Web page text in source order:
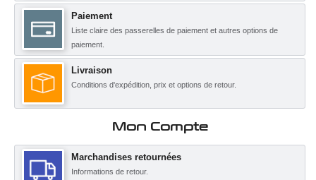
Paiement
Liste claire des passerelles de paiement et autres options de
paiement.
Livraison
Conditions d'expédition, prix et options de retour.
Mon Compte
Marchandises retournées
Informations de retour.